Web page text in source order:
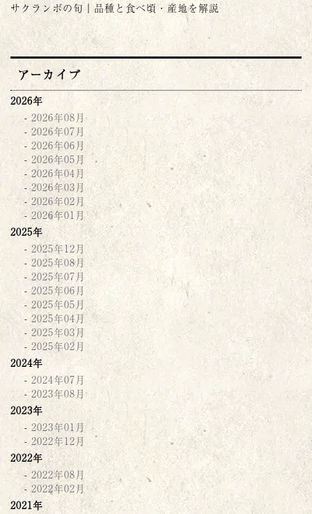
サクランボの旬｜品種と食べ頃・産地を解説
アーカイブ
2026年
2026年08月
2026年07月
2026年06月
2026年05月
2026年04月
2026年03月
2026年02月
2026年01月
2025年
2025年12月
2025年08月
2025年07月
2025年06月
2025年05月
2025年04月
2025年03月
2025年02月
2024年
2024年07月
2023年08月
2023年
2023年01月
2022年12月
2022年
2022年08月
2022年02月
2021年